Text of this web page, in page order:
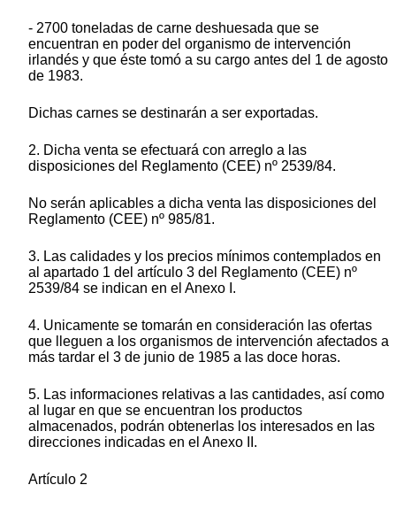
- 2700 toneladas de carne deshuesada que se
encuentran en poder del organismo de intervención
irlandés y que éste tomó a su cargo antes del 1 de agosto
de 1983.
Dichas carnes se destinarán a ser exportadas.
2. Dicha venta se efectuará con arreglo a las
disposiciones del Reglamento (CEE) nº 2539/84.
No serán aplicables a dicha venta las disposiciones del
Reglamento (CEE) nº 985/81.
3. Las calidades y los precios mínimos contemplados en
al apartado 1 del artículo 3 del Reglamento (CEE) nº
2539/84 se indican en el Anexo I.
4. Unicamente se tomarán en consideración las ofertas
que lleguen a los organismos de intervención afectados a
más tardar el 3 de junio de 1985 a las doce horas.
5. Las informaciones relativas a las cantidades, así como
al lugar en que se encuentran los productos
almacenados, podrán obtenerlas los interesados en las
direcciones indicadas en el Anexo II.
Artículo 2